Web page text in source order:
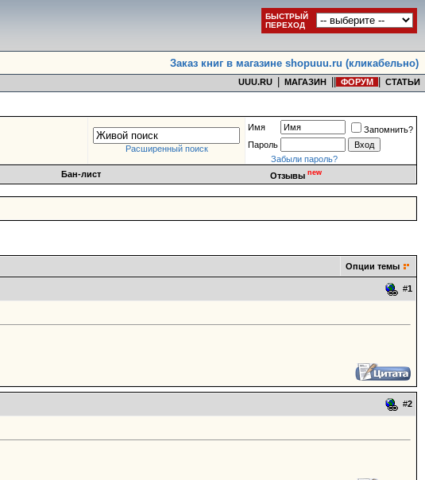
БЫСТРЫЙ
ПЕРЕХОД
Заказ книг в магазине shopuuu.ru (кликабельно)
UUU.RU МАГАЗИН ФОРУМ СТАТЬИ
Расширенный поиск
Имя
Запомнить?
Пароль
Забыли пароль?
Бан-лист Отзывы new
Опции темы
#1
#2